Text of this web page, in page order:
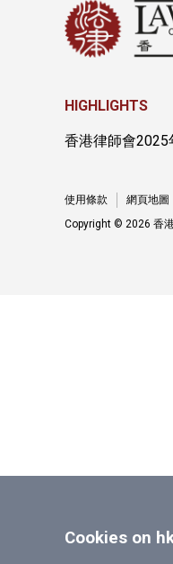
Cookies on
HIGHLIGHTS
香港律師會2025
使用條款 網頁地圖
Copyright © 2026 香